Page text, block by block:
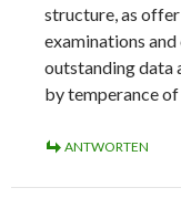
structure, as
examinations
outstanding data
by temperance
ANTWORTEN